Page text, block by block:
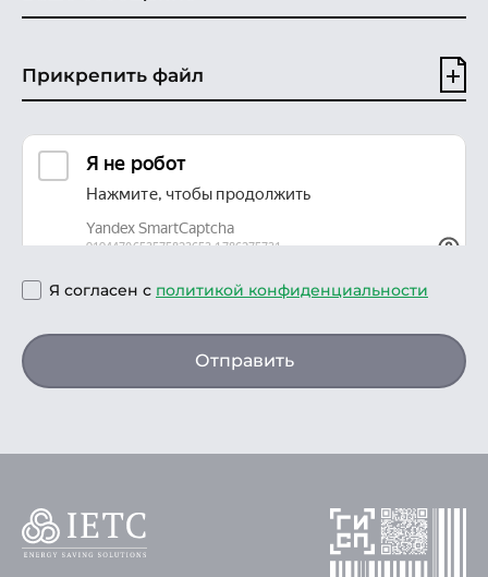
Прикрепить файл
Я согласен с политикой конфиденциальности
Отправить